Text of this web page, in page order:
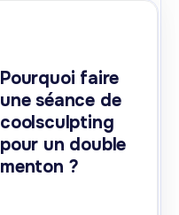
Pourquoi faire
une séance de
coolsculpting
pour un double
menton ?